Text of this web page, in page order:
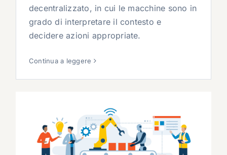
decentralizzato, in cui le macchine sono in
grado di interpretare il contesto e
decidere azioni appropriate.
Continua a leggere